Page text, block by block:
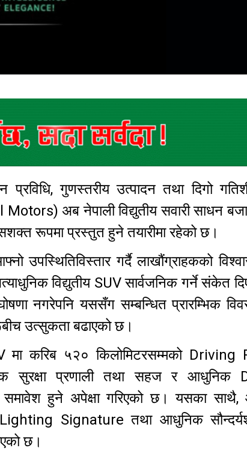
प्रविधि, गुणस्तरीय उत्पादन तथा दिगो
अब नेपाली विद्युतीय सवारी साधन
रूपमा प्रस्तुत हुने तयारीमा रहेको छ।
उपस्थितिविस्तार गर्दै लाखौंग्राहकको
विद्युतीय SUV सार्वजनिक गर्ने संकेत
नगरेपनि यससँग सम्बन्धित प्रारम्भिक
उत्सुकता बढाएको छ।
मा करिब ५२० किलोमिटरसम्मको Driving
सुरक्षा प्रणाली तथा सहज र आधुनिक
समावेश हुने अपेक्षा गरिएको छ। यसका
Lighting Signature तथा आधुनिक
छ।